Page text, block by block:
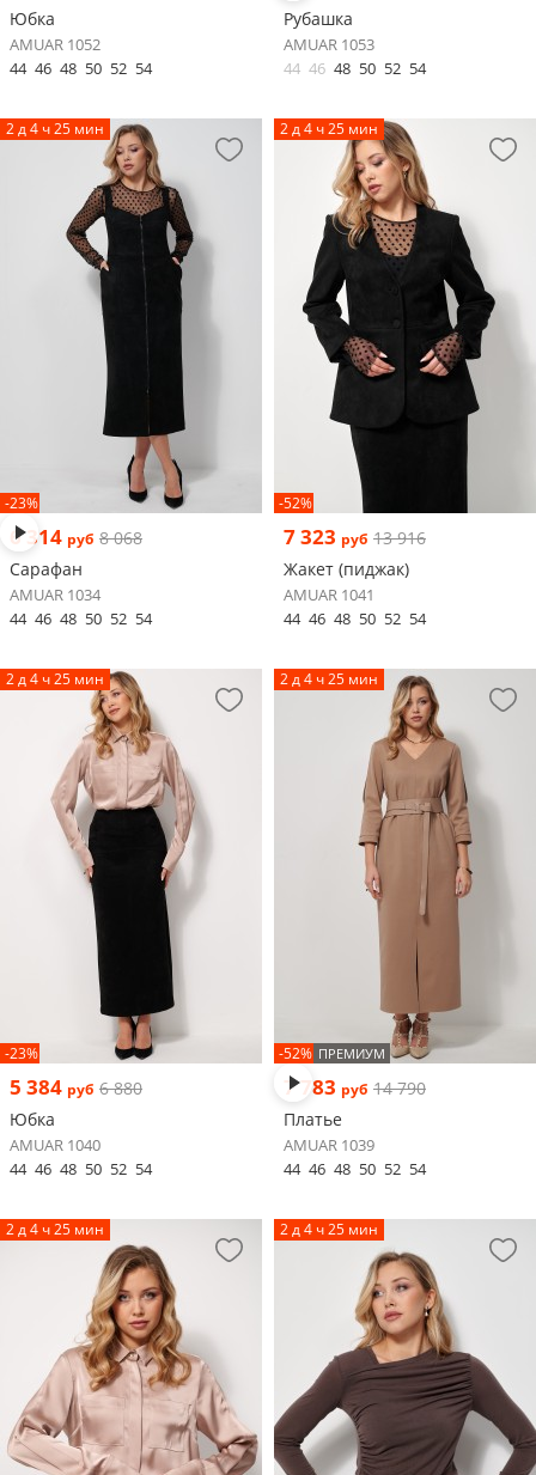
Юбка
AMUAR 1052
44 46 48 50 52 54
Рубашка
AMUAR 1053
44 46 48 50 52 54
2 д 4 ч 25 мин
-23%
6 314 руб 8 068
Сарафан
AMUAR 1034
44 46 48 50 52 54
2 д 4 ч 25 мин
-52%
7 323 руб 13 916
Жакет (пиджак)
AMUAR 1041
44 46 48 50 52 54
2 д 4 ч 25 мин
-23%
5 384 руб 6 880
Юбка
AMUAR 1040
44 46 48 50 52 54
2 д 4 ч 25 мин
-52% ПРЕМИУМ
7 783 руб 14 790
Платье
AMUAR 1039
44 46 48 50 52 54
2 д 4 ч 25 мин 2 д 4 ч 25 мин